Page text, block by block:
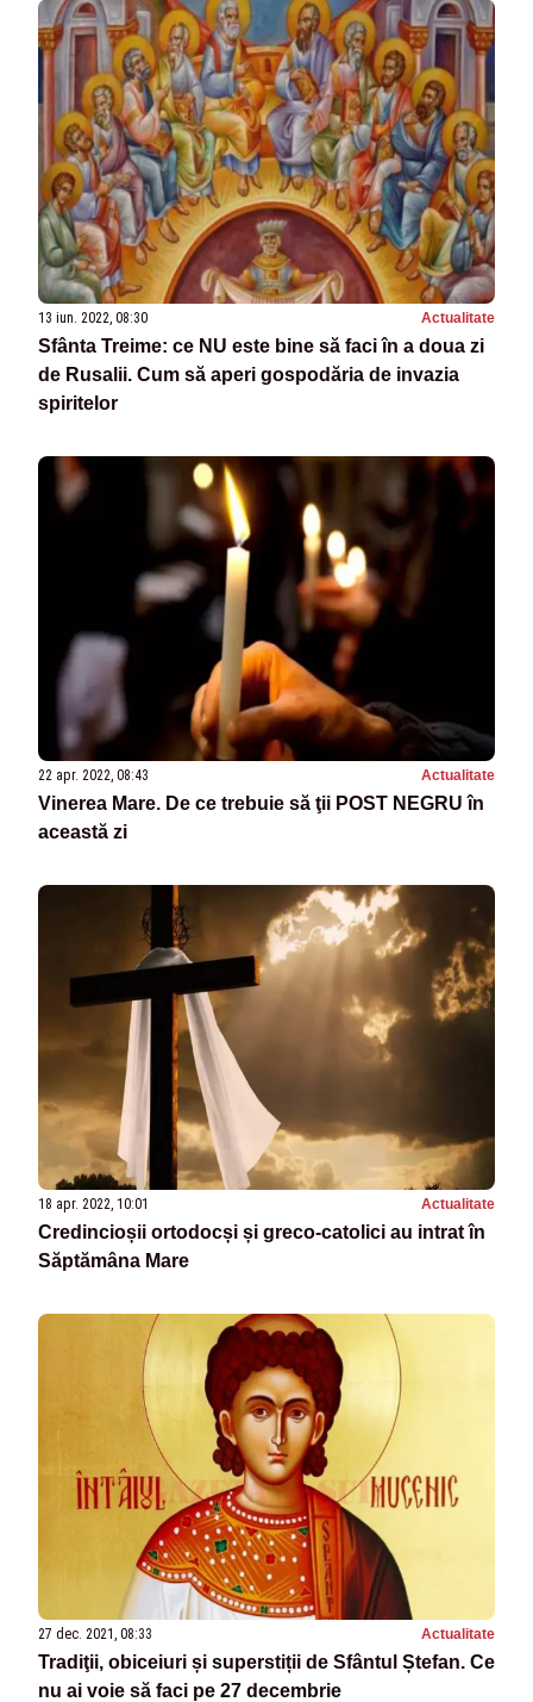
13 iun. 2022, 08:30 Actualitate
Sfânta Treime: ce NU este bine să faci în a doua zi
de Rusalii. Cum să aperi gospodăria de invazia
spiritelor
22 apr. 2022, 08:43 Actualitate
Vinerea Mare. De ce trebuie să ţii POST NEGRU în
această zi
18 apr. 2022, 10:01 Actualitate
Credincioșii ortodocși și greco-catolici au intrat în
Săptămâna Mare
27 dec. 2021, 08:33 Actualitate
Tradiţii, obiceiuri și superstiții de Sfântul Ștefan. Ce
nu ai voie să faci pe 27 decembrie